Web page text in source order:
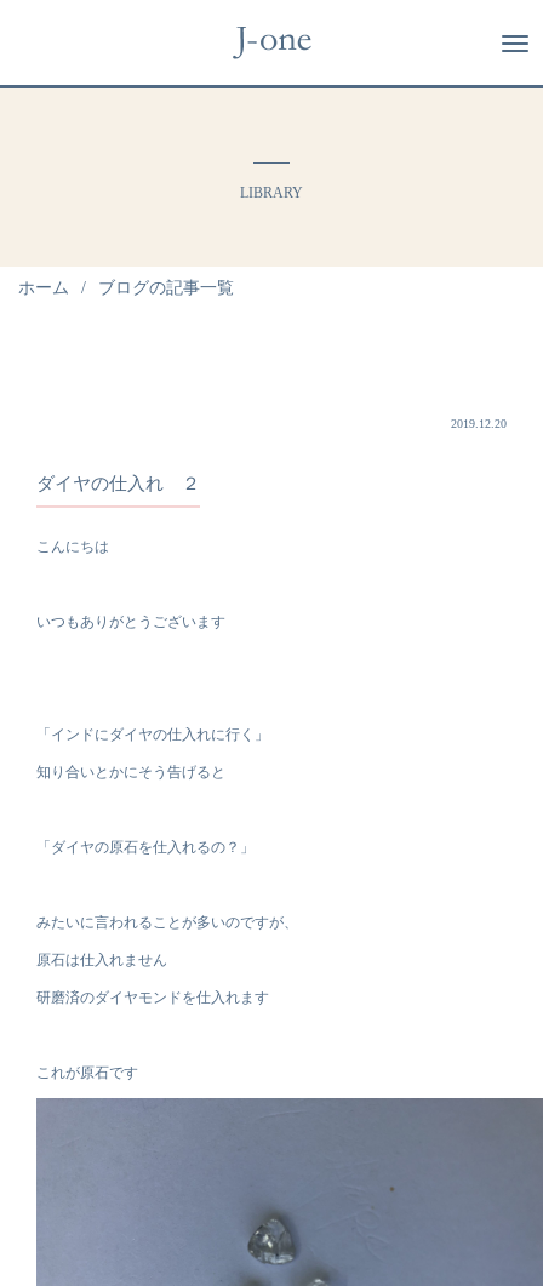
LIBRARY
ホーム ブログの記事一覧
2019.12.20
ダイヤの仕入れ ２
こんにちは
いつもありがとうございます
「インドにダイヤの仕入れに行く」
知り合いとかにそう告げると
「ダイヤの原石を仕入れるの？」
みたいに言われることが多いのですが、
原石は仕入れません
研磨済のダイヤモンドを仕入れます
これが原石です